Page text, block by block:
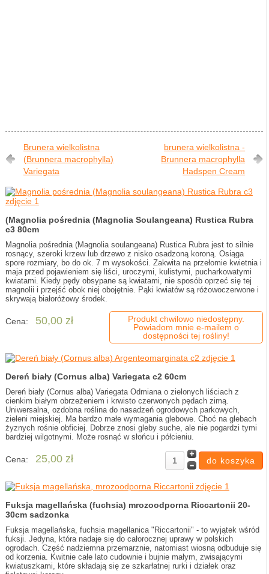
Brunera wielkolistna
(Brunnera macrophylla)
Variegata
brunera wielkolistna -
Brunnera macrophylla
Hadspen Cream
(Magnolia pośrednia (Magnolia Soulangeana) Rustica Rubra
c3 80cm
Magnolia pośrednia (Magnolia soulangeana) Rustica Rubra jest to silnie
rosnący, szeroki krzew lub drzewo z nisko osadzoną koroną. Osiąga
spore rozmiary, bo do ok. 7 m wysokości. Zakwita na przełomie kwietnia i
maja przed pojawieniem się liści, uroczymi, kulistymi, pucharkowatymi
kwiatami. Kiedy pędy obsypane są kwiatami, nie sposób oprzeć się tej
magnolii i przejść obok niej obojętnie. Pąki kwiatów są różowoczerwone i
skrywają białoróżowy środek.
Cena: 50,00 zł
Produkt chwilowo niedostępny.
Powiadom mnie e-mailem o
dostępności tej rośliny!
Dereń biały (Cornus alba) Variegata c2 60cm
Dereń biały (Cornus alba) Variegata Odmiana o zielonych liściach z
cienkim białym obrzeżeniem i krwisto czerwonych pędach zimą.
Uniwersalna, ozdobna roślina do nasadzeń ogrodowych parkowych,
zieleni miejskiej. Ma bardzo małe wymagania glebowe. Choć na glebach
żyznych rośnie obficiej. Dobrze znosi gleby suche, ale nie pogardzi tymi
bardziej wilgotnymi. Może rosnąć w słońcu i półcieniu.
Cena: 25,00 zł
Fuksja magellańska (fuchsia) mrozoodporna Riccartonii 20-
30cm sadzonka
Fuksja magellańska, fuchsia magellanica "Riccartonii" - to wyjątek wśród
fuksji. Jedyna, która nadaje się do całorocznej uprawy w polskich
ogrodach. Część nadziemna przemarznie, natomiast wiosną odbuduje się
od korzenia. Kwitnie całe lato cudownie i bujnie małym, zwisającymi
kwiatuszkami, które składają się ze szkarłatnej rurki i działek oraz